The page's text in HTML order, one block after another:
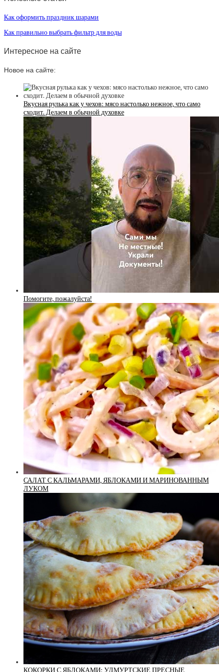
Как оформить праздник шарами
Как правильно выбрать фильтр для воды
Интересное на сайте
Новое на сайте:
Вкусная рулька как у чехов: мясо настолько нежное, что само
сходит. Делаем в обычной духовке
Помогите, пожалуйста!
САЛАТ С КАЛЬМАРАМИ, ЯБЛОКАМИ И МАРИНОВАННЫМ
ЛУКОМ
КОКОРКИ С ЯБЛОКАМИ: УДМУРТСКИЕ ПРЕСНЫЕ